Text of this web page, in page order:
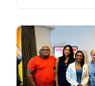
oficializou a
candidata ao
entre […]